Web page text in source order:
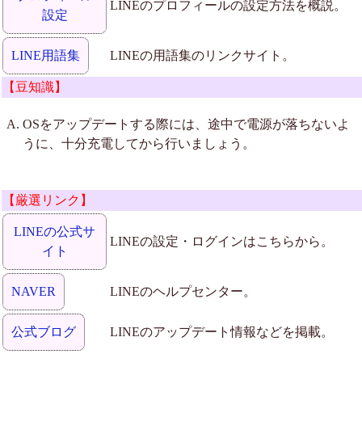
設定
LINEのプロフィールの設定方法を概説。
LINE用語集 LINEの用語集のリンクサイト。
【豆知識】
OSをアップデートする際には、途中で電源が落ちないよ
うに、十分充電してから行いましょう。
【厳選リンク】
LINEの公式サ
イト
LINEの設定・ログインはこちらから。
NAVER LINEのヘルプセンター。
公式ブログ LINEのアップデート情報などを掲載。